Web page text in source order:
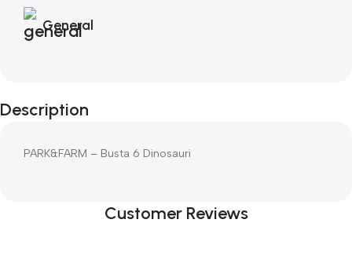
General
Description
PARK&FARM – Busta 6 Dinosauri
Customer Reviews